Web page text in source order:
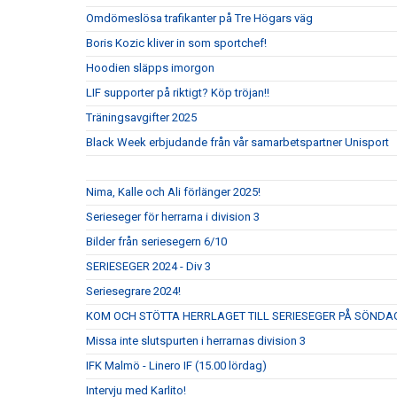
Omdömeslösa trafikanter på Tre Högars väg
Boris Kozic kliver in som sportchef!
Hoodien släpps imorgon
LIF supporter på riktigt? Köp tröjan!!
Träningsavgifter 2025
Black Week erbjudande från vår samarbetspartner Unisport
Nima, Kalle och Ali förlänger 2025!
Serieseger för herrarna i division 3
Bilder från seriesegern 6/10
SERIESEGER 2024 - Div 3
Seriesegrare 2024!
KOM OCH STÖTTA HERRLAGET TILL SERIESEGER PÅ
Missa inte slutspurten i herrarnas division 3
IFK Malmö - Linero IF (15.00 lördag)
Intervju med Karlito!